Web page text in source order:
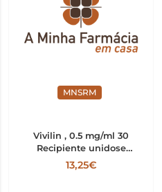
MNSRM
Vivilin , 0.5 mg/ml 30
Recipiente unidose
0,6000 ml Col, sol
13,25€